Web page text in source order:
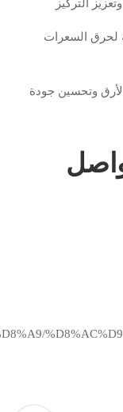
التركيز
لحرق السعرات
وتحسين جودة